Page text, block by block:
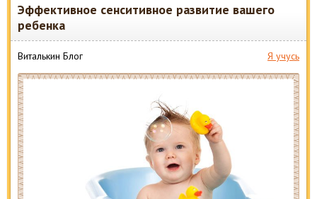
Эффективное сенситивное развитие вашего
ребенка
Виталькин Блог Я учусь